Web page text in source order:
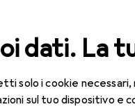
dati. La
solo i cookie necessari,
sul tuo dispositivo e
Cerca
Fai da te + Giardino